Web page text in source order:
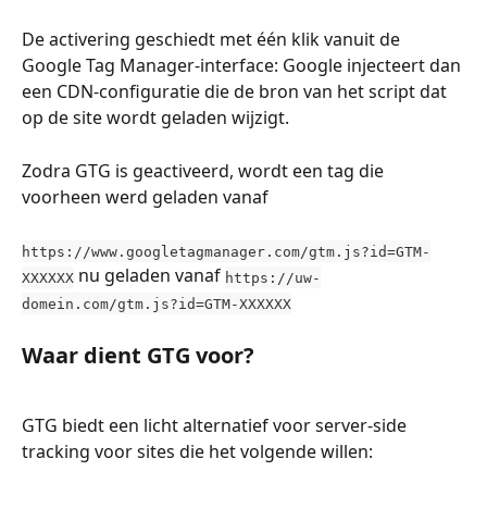
De activering geschiedt met één klik vanuit de
Google Tag Manager-interface: Google injecteert dan
een CDN-configuratie die de bron van het script dat
op de site wordt geladen wijzigt.
Zodra GTG is geactiveerd, wordt een tag die
voorheen werd geladen vanaf
https://www.googletagmanager.com/gtm.js?id=GTM-
XXXXXX nu geladen vanaf ​ https://uw-
domein.com/gtm.js?id=GTM-XXXXXX
Waar dient GTG voor?
GTG biedt een licht alternatief voor server-side
tracking voor sites die het volgende willen: